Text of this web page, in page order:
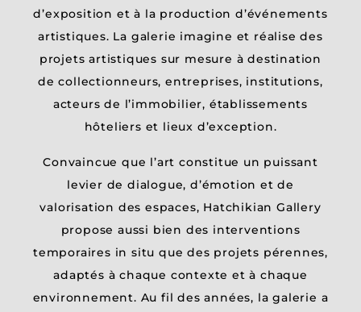
Contact
d’exposition et à la production d’événements
artistiques. La galerie imagine et réalise des
projets artistiques sur mesure à destination
de collectionneurs, entreprises, institutions,
acteursde l’immobilier, établissements
hôteliers et lieux d’exception.
Convaincue que l’art constitue un puissant
levier de dialogue, d’émotion et de
valorisation des espaces, Hatchikian Gallery
propose aussi bien des interventions
temporaires in situ que des projets pérennes,
adaptés à chaque contexte et à chaque
environnement. Au fil des années, la galerie a